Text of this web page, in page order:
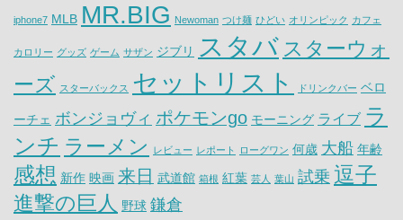
iphone7 MLB MR.BIG Newoman つけ麺 ひどい オリンピック カフェ
カロリー グッズ ゲーム サザン ジブリ スタバ スターウォ
ーズ スターバックス セットリスト ドリンクバー ベロ
ーチェ ボンジョヴィ ポケモンgo モーニング ライブ ラ
ンチ ラーメン レビュー レポート ローグワン 何歳 大船 年齢
感想 新作 映画 来日 武道館 箱根 紅葉 芸人 葉山 試乗 逗子
進撃の巨人 野球 鎌倉